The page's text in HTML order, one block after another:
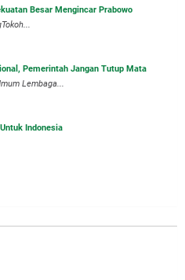
Besar Mengincar Prabowo
Pemerintah Jangan Tutup Mata
Lembaga...
Indonesia